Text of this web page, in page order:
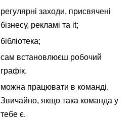
регулярні заходи, присвячені
бізнесу, рекламі та it;
бібліотека;
сам встановлюєш робочий
графік.
можна працювати в команді.
Звичайно, якщо така команда у
тебе є.